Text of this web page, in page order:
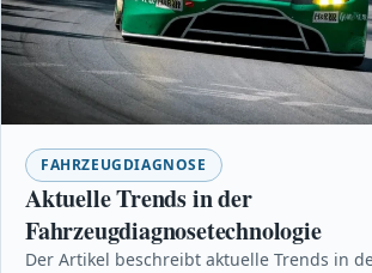
FAHRZEUGDIAGNOSE
Aktuelle Trends in der
Fahrzeugdiagnosetechnologie
Der Artikel beschreibt aktuelle Trends in